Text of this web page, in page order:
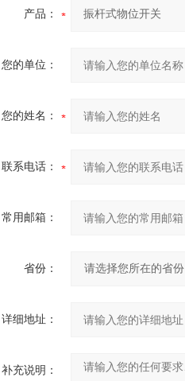
产品：
您的单位：
您的姓名：
联系电话：
常用邮箱：
省份：
详细地址：
补充说明：